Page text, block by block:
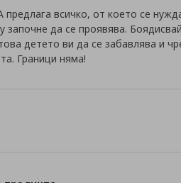
предлага всичко, от което се
започне да се проявява.
детето ви да се забавлява и
Граници няма!